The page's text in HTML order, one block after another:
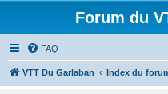
Forum du
FAQ
VTT Du Garlaban Index du